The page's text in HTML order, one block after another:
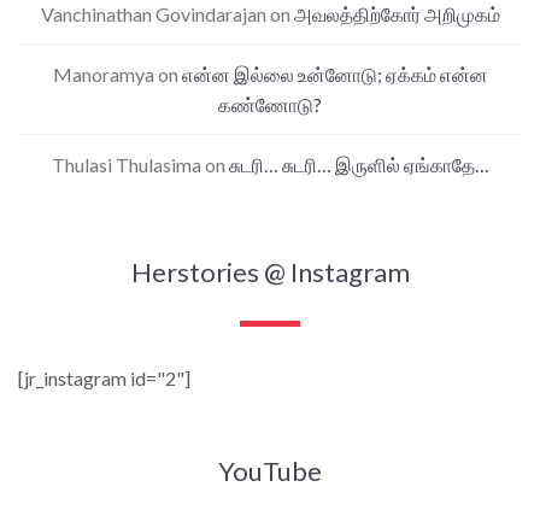
Vanchinathan Govindarajan on அவலத்திற்கோர் அறிமுகம்
Manoramya on என்ன இல்லை உன்னோடு; ஏக்கம் என்ன
கண்ணோடு?
Thulasi Thulasima on சுடரி… சுடரி… இருளில் ஏங்காதே…
Herstories @ Instagram
[jr_instagram id="2"]
YouTube